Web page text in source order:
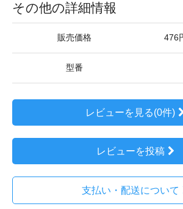
その他の詳細情報
販売価格 476
型番
レビューを見る(0件)
レビューを投稿
支払い・配送について